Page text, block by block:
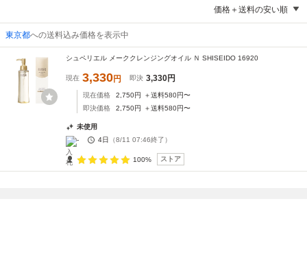
価格＋送料の安い順
東京都への送料込み価格を表示中
シュペリエル メーククレンジングオイル Ｎ SHISEIDO 16920
現在 3,330円 即決 3,330円
現在価格 2,750円 ＋送料580円〜
即決価格
2,750円 ＋送料580円〜
未使用
-
4日 （8/11 07:46終了）
100% ストア